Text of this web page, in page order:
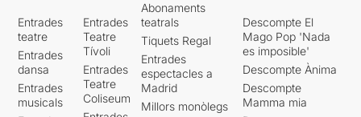
Entrades
teatre
Entrades
dansa
Entrades
musicals
Entrades
Teatre
Tívoli
Entrades
Teatre
Coliseum
Abonaments
teatrals
Tiquets Regal
Entrades
espectacles a
Madrid
Millors monòlegs
Descompte El
Mago Pop 'Nada
es imposible'
Descompte Ànima
Descompte
Mamma mia